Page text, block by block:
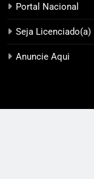
Portal Nacional
Seja Licenciado(a)
Anuncie Aqui